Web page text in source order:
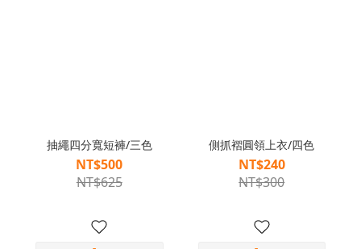
抽繩四分寬短褲/三色
NT$500
NT$625
側抓褶圓領上衣/四色
NT$240
NT$300